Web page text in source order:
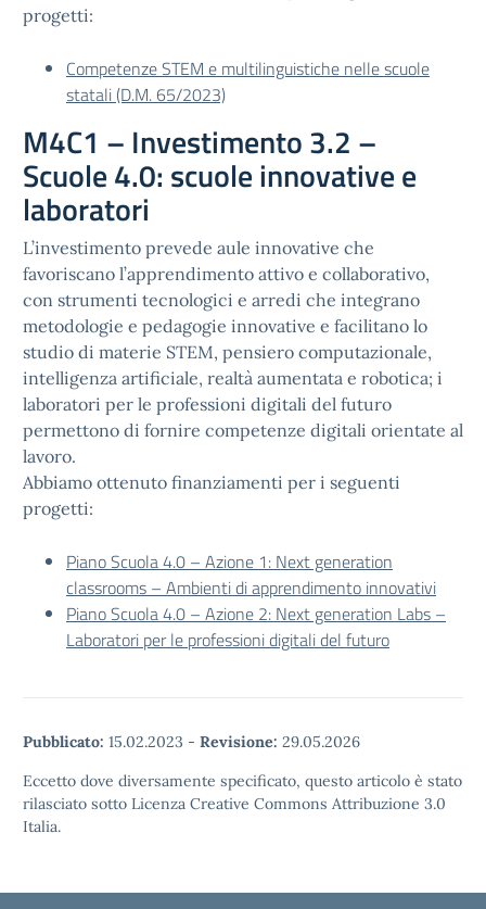
progetti:
Competenze STEM e multilinguistiche nelle scuole
statali (D.M. 65/2023)
M4C1 – Investimento 3.2 –
Scuole 4.0: scuole innovative e
laboratori
L’investimento prevede aule innovative che
favoriscano l’apprendimento attivo e collaborativo,
con strumenti tecnologici e arredi che integrano
metodologie e pedagogie innovative e facilitano lo
studio di materie STEM, pensiero computazionale,
intelligenza artificiale, realtà aumentata e robotica; i
laboratori per le professioni digitali del futuro
permettono di fornire competenze digitali orientate al
lavoro.
Abbiamo ottenuto finanziamenti per i seguenti
progetti:
Piano Scuola 4.0 – Azione 1: Next generation
classrooms – Ambienti di apprendimento innovativi
Piano Scuola 4.0 – Azione 2: Next generation Labs –
Laboratori per le professioni digitali del futuro
Pubblicato: 15.02.2023 - Revisione: 29.05.2026
Eccetto dove diversamente specificato, questo articolo è stato
rilasciato sotto Licenza Creative Commons Attribuzione 3.0
Italia.